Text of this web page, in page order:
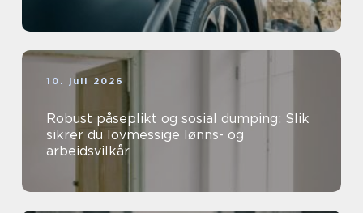
10. juli 2026
Robust påseplikt og sosial dumping: Slik
sikrer du lovmessige lønns- og
arbeidsvilkår